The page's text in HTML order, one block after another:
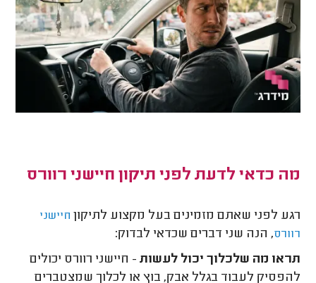
מה כדאי לדעת לפני תיקון חיישני רוורס
רגע לפני שאתם מזמינים בעל מקצוע לתיקון חיישני
רוורס, הנה שני דברים שכדאי לבדוק:
תראו מה שלכלוך יכול לעשות - חיישני רוורס יכולים
להפסיק לעבוד בגלל אבק, בוץ או לכלוך שמצטברים